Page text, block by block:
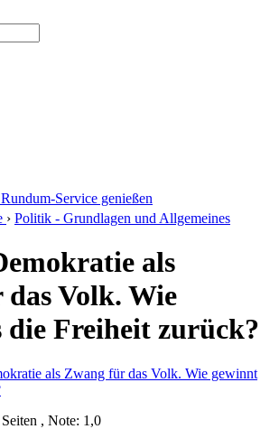
Service genießen
› Politik - Grundlagen und Allgemeines
als
Volk. Wie
die Freiheit zurück?
, Note: 1,0